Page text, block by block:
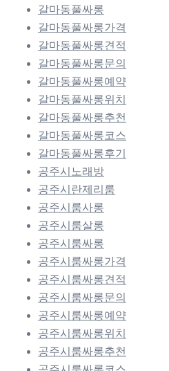
갈마동풀싸롱
갈마동풀싸롱가격
갈마동풀싸롱견적
갈마동풀싸롱문의
갈마동풀싸롱예약
갈마동풀싸롱위치
갈마동풀싸롱추천
갈마동풀싸롱코스
갈마동풀싸롱후기
공주시노래방
공주시란제리룸
공주시룸사롱
공주시룸살롱
공주시룸싸롱
공주시룸싸롱가격
공주시룸싸롱견적
공주시룸싸롱문의
공주시룸싸롱예약
공주시룸싸롱위치
공주시룸싸롱추천